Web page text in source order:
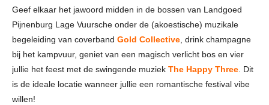
Geef elkaar het jawoord midden in de bossen van Landgoed
Pijnenburg Lage Vuursche onder de (akoestische) muzikale
begeleiding van coverband Gold Collective , drink champagne
bij het kampvuur, geniet van een magisch verlicht bos en vier
jullie het feest met de swingende muziek The Happy Three . Dit
is de ideale locatie wanneer jullie een romantische festival vibe
willen!